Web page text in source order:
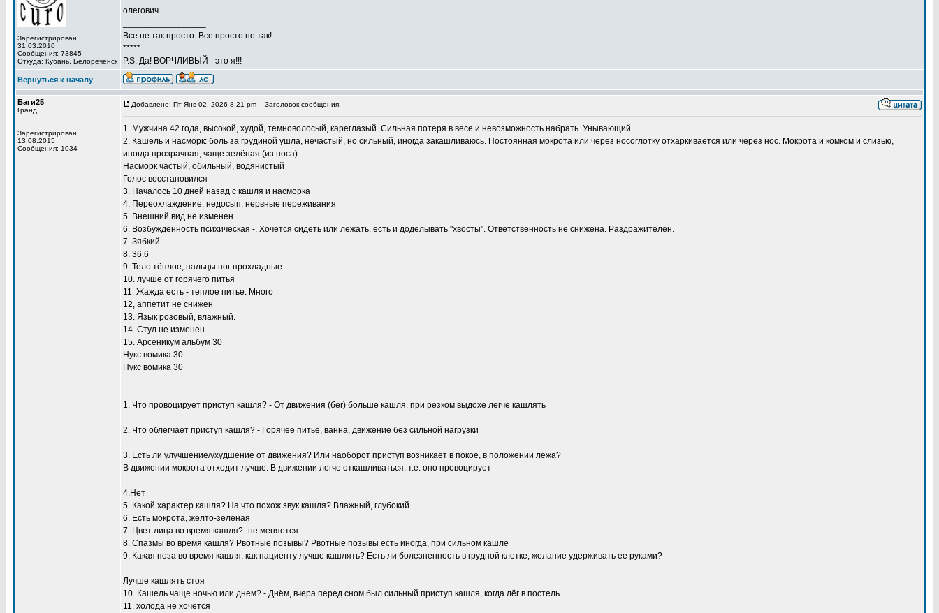
Зарегистрирован:
31.03.2010
Сообщения: 73845
Откуда: Кубань, Белореченск
олегович
Все не так просто. Все просто не так!
*****
P.S. Да! ВОРЧЛИВЫЙ - это я!!!
Вернуться к началу
Баги25
Гранд
Зарегистрирован:
13.08.2015
Сообщения: 1034
Добавлено: Пт Янв 02, 2026 8:21 pm Заголовок сообщения:
1. Мужчина 42 года, высокой, худой, темноволосый, кареглазый. Сильная потеря в весе и невозможность набрать. Унывающий
2. Кашель и насморк: боль за грудиной ушла, нечастый, но сильный, иногда закашливаюсь. Постоянная мокрота или через носоглотку отхаркивается или через нос. Мокрота и комком и слизью,
иногда прозрачная, чаще зелёная (из носа).
Насморк частый, обильный, водянистый
Голос восстановился
3. Началось 10 дней назад с кашля и насморка
4. Переохлаждение, недосып, нервные переживания
5. Внешний вид не изменен
6. Возбуждённость психическая -. Хочется сидеть или лежать, есть и доделывать "хвосты". Ответственность не снижена. Раздражителен.
7. Зябкий
8. 36.6
9. Тело тёплое, пальцы ног прохладные
10. лучше от горячего питья
11. Жажда есть - теплое питье. Много
12, аппетит не снижен
13. Язык розовый, влажный.
14. Стул не изменен
15. Арсеникум альбум 30
Нукс вомика 30
Нукс вомика 30
1. Что провоцирует приступ кашля? - От движения (бег) больше кашля, при резком выдохе легче кашлять
2. Что облегчает приступ кашля? - Горячее питьё, ванна, движение без сильной нагрузки
3. Есть ли улучшение/ухудшение от движения? Или наоборот приступ возникает в покое, в положении лежа?
В движении мокрота отходит лучше. В движении легче откашливаться, т.е. оно провоцирует
4.Нет
5. Какой характер кашля? На что похож звук кашля? Влажный, глубокий
6. Есть мокрота, жёлто-зеленая
7. Цвет лица во время кашля?- не меняется
8. Спазмы во время кашля? Рвотные позывы? Рвотные позывы есть иногда, при сильном кашле
9. Какая поза во время кашля, как пациенту лучше кашлять? Есть ли болезненность в грудной клетке, желание удерживать ее руками?
Лучше кашлять стоя
10. Кашель чаще ночью или днем? - Днём, вчера перед сном был сильный приступ кашля, когда лёг в постель
11. холода не хочется